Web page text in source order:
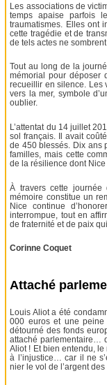
Les associations de
temps apaise parfois
traumatismes. Elles ont
cette tragédie et de
de tels actes ne
Tout au long de la
mémorial pour déposer
recueillir en silence. Les
vers la mer, symbole
oublier.
L’attentat du 14 juillet
sol français. Il avait
de 450 blessés. Dix ans
familles, mais cette
de la résilience dont
À travers cette journée
mémoire constitue un
Nice continue
interrompue, tout en
de fraternité et de paix
Corinne Coquet
Attaché
Louis Aliot a été
000 euros et une peine
détourné des fonds
attaché parlementaire…
Aliot ! Et bien entendu,
à l’injustice… car il ne
nier le vol de l’argent